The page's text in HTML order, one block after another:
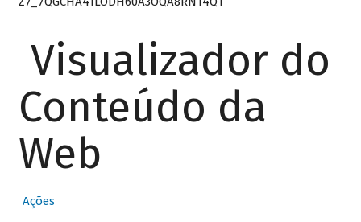
Visualizador do
Conteúdo da
Web
Ações